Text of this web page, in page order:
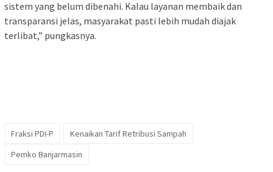
sistem yang belum dibenahi. Kalau layanan membaik dan
transparansi jelas, masyarakat pasti lebih mudah diajak
terlibat,” pungkasnya.
Fraksi PDI-P
Kenaikan Tarif Retribusi Sampah
Pemko Banjarmasin